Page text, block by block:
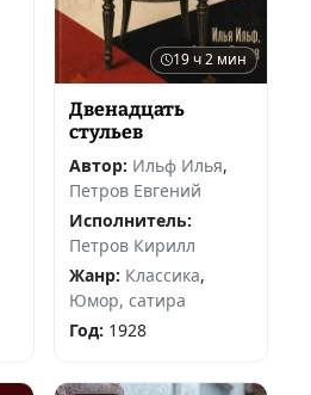
19 ч 2 мин
Двенадцать
стульев
Автор: Ильф Илья,
Петров Евгений
Исполнитель:
Петров Кирилл
Жанр: Классика,
Юмор, сатира
Год: 1928